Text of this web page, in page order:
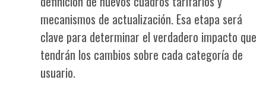
mecanismos de actualización. Esa etapa será
clave para determinar el verdadero impacto que
tendrán los cambios sobre cada categoría de
usuario.